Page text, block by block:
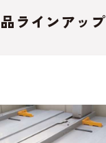
ラインアップ